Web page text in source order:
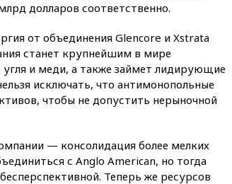
вчера, 20:30 Лидию Невзорову
финансировании
экстремизма
вчера, 20:20Суд США
постановил остановить
строительство бального зала в
Белом доме
одобрил ужесточение
санкций против России и
Ирана
долларов соответственно.
от объединения Glencore и Xstrata
станет крупнейшим в мире
угля и меди, а также займет лидирующие
исключать, что антимонопольные
чтобы не допустить нерыночной
— консолидация более мелких
с Anglo American, но тогда
Теперь же ресурсов